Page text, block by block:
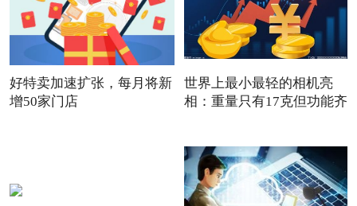
好特卖加速扩张，每月将新
增50家门店
世界上最小最轻的相机亮
相：重量只有17克但功能齐